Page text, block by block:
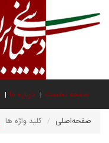
صفحه نخست درباره ما
صفحه‌اصلی کلید واژه ها